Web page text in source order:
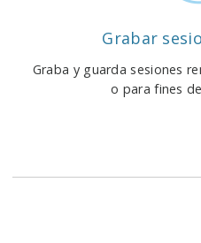
Grabar
Graba y guarda sesiones
o para fines